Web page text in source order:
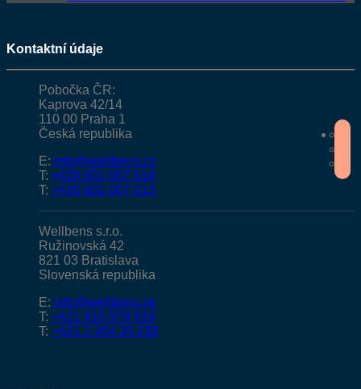
Kontaktní údaje
Pobočka ČR:
Kaprova 42/14
110 00 Praha 1
Česká republika
E: info@wellbens.cz
T: +420 601 007 014
T: +420 601 007 013
Wellbens s.r.o.
Ružinovská 42
821 03 Bratislava
Slovenská republika
E: info@wellbens.sk
T: +421 910 979 919
T: +421 2 204 20 230